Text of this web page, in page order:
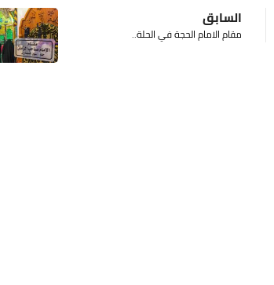
السابق
مقام الامام الحجة في الحلة..